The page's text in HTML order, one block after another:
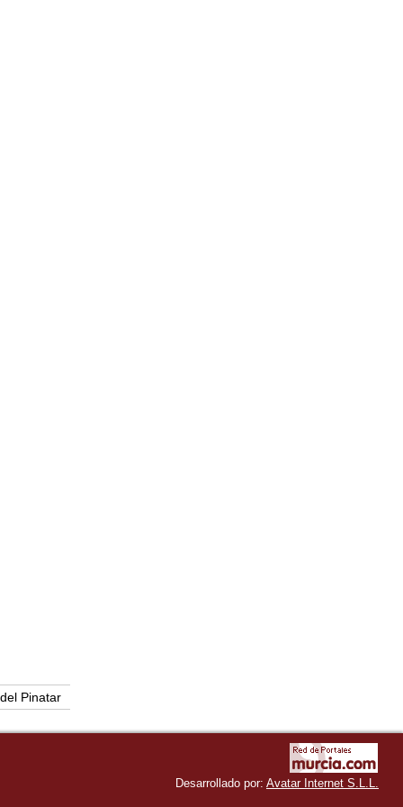
Pinatar
Desarrollado por: Avatar Internet S.L.L.